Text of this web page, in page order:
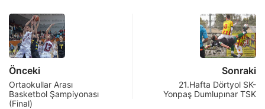
Önceki
Ortaokullar Arası
Basketbol Şampiyonası
(Final)
Sonraki
21.Hafta Dörtyol SK-
Yonpaş Dumlupınar TSK